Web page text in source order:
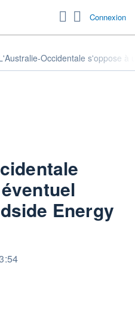
Connexion
Occidentale s'oppose à
Energy